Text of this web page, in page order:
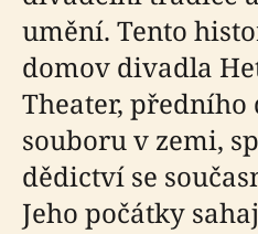
umění. Tento
domov divadla
Theater,
souboru v zemi,
dědictví se
Jeho počátky